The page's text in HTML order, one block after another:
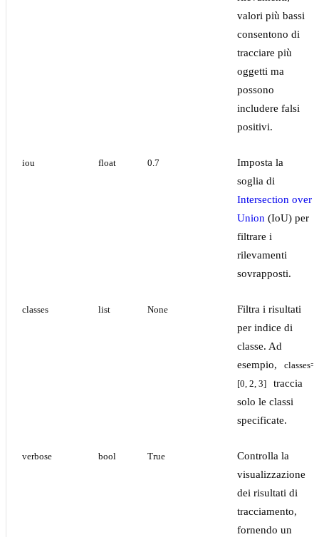
valori più bassi
consentono di
tracciare più
oggetti ma
possono
includere falsi
positivi.
iou float 0.7
Imposta la
soglia di
Intersection over
Union (IoU) per
filtrare i
rilevamenti
sovrapposti.
classes list None
Filtra i risultati
per indice di
classe. Ad
esempio,
classes=
[0, 2, 3]
traccia
solo le classi
specificate.
verbose bool True
Controlla la
visualizzazione
dei risultati di
tracciamento,
fornendo un